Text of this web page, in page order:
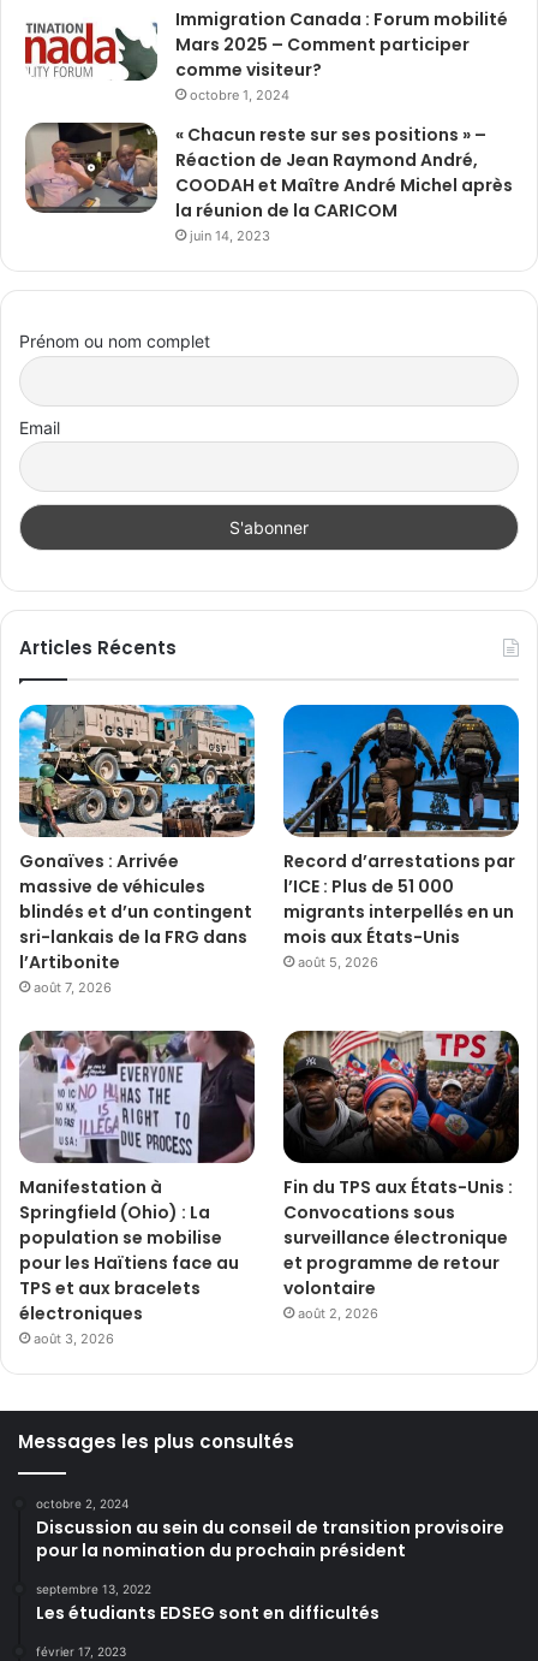
Immigration Canada : Forum mobilité
Mars 2025 – Comment participer
comme visiteur?
octobre 1, 2024
« Chacun reste sur ses positions » –
Réaction de Jean Raymond André,
COODAH et Maître André Michel après
la réunion de la CARICOM
juin 14, 2023
Prénom ou nom complet
Email
Articles Récents
Gonaïves : Arrivée
massive de véhicules
blindés et d’un contingent
sri-lankais de la FRG dans
l’Artibonite
août 7, 2026
Record d’arrestations par
l’ICE : Plus de 51 000
migrants interpellés en un
mois aux États-Unis
août 5, 2026
Manifestation à
Springfield (Ohio) : La
population se mobilise
pour les Haïtiens face au
TPS et aux bracelets
électroniques
août 3, 2026
Fin du TPS aux États-Unis :
Convocations sous
surveillance électronique
et programme de retour
volontaire
août 2, 2026
Messages les plus consultés
octobre 2, 2024
Discussion au sein du conseil de transition provisoire
pour la nomination du prochain président
septembre 13, 2022
Les étudiants EDSEG sont en difficultés
février 17, 2023